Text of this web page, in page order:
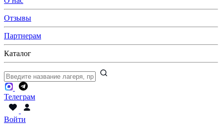
Отзывы
Партнерам
Каталог
Телеграм
Войти